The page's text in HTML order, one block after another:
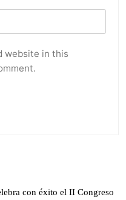
website in this
con éxito el II Congreso